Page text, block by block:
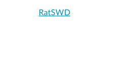
RatSWD